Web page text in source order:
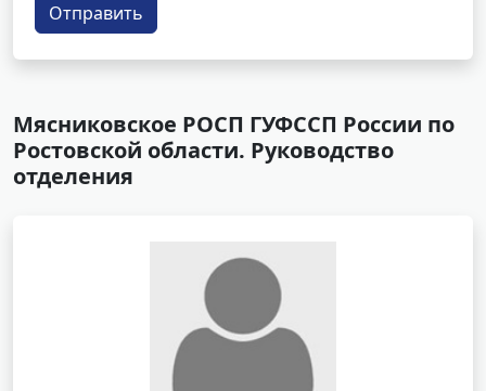
Отправить
Мясниковское РОСП ГУФССП России по
Ростовской области. Руководство
отделения